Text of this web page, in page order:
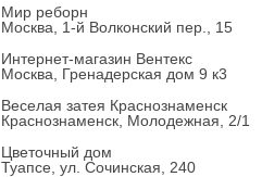
Мир реборн
Москва, 1-й Волконский пер., 15
Интернет-магазин Вентекс
Москва, Гренадерская дом 9 к3
Веселая затея Краснознаменск
Краснознаменск, Молодежная, 2/1
Цветочный дом
Туапсе, ул. Сочинская, 240